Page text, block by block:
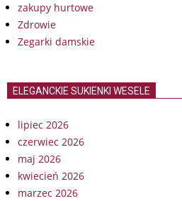
zakupy hurtowe
Zdrowie
Zegarki damskie
ELEGANCKIE SUKIENKI WESELE
lipiec 2026
czerwiec 2026
maj 2026
kwiecień 2026
marzec 2026